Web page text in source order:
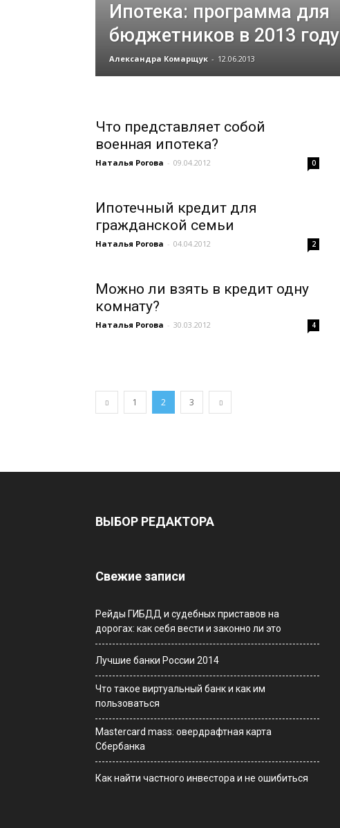
Ипотека: программа для
бюджетников в 2013 году
Александра Комарщук - 12.06.2013
Что представляет собой
военная ипотека?
Наталья Рогова - 09.04.2012 0
Ипотечный кредит для
гражданской семьи
Наталья Рогова - 04.04.2012 2
Можно ли взять в кредит одну
комнату?
Наталья Рогова - 30.03.2012 4
1 2 3
ВЫБОР РЕДАКТОРА
Свежие записи
Рейды ГИБДД и судебных приставов на
дорогах: как себя вести и законно ли это
Лучшие банки России 2014
Что такое виртуальный банк и как им
пользоваться
Мastercard mass: овердрафтная карта
Сбербанка
Как найти частного инвестора и не ошибиться